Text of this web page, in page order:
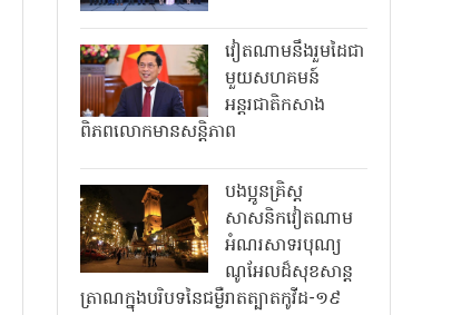
វៀតណាមនឹងរួមដៃជា
មួយសហគមន៍
អន្តរជាតិកសាង
ពិភពលោកមានសន្តិភាព
បងប្អូនគ្រិស្ត
សាសនិកវៀតណាម
អំណរសាទរបុណ្យ
ណូអែលដ៏សុខសាន្ត
ត្រាណក្នុងបរិបទនៃជម្ងឺរាតត្បាតកូវីដ-១៩